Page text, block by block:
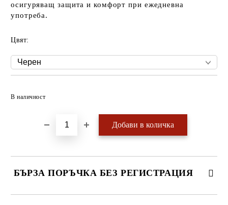
осигуряващ защита и комфорт при ежедневна
употреба.
Цвят:
В наличност
БЪРЗА ПОРЪЧКА БЕЗ РЕГИСТРАЦИЯ